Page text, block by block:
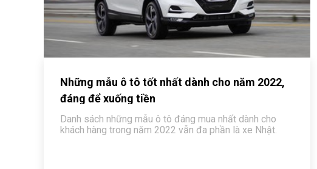
Những mẫu ô tô tốt nhất dành cho năm 2022,
đáng để xuống tiền
Danh sách những mẫu ô tô đáng mua nhất dành cho
khách hàng trong năm 2022 vẫn đa phần là xe Nhật.